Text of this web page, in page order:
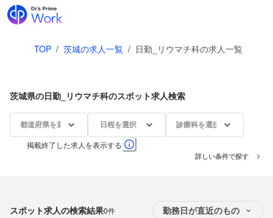
TOP / 茨城の求人一覧 / 日勤_リウマチ科の求人一覧
茨城県の日勤_リウマチ科のスポット求人検索
都道府県を選択 日程を選択 診療科を選択
掲載終了した求人を表示する
詳しい条件で探す
スポット求人の検索結果0件 勤務日が直近のもの